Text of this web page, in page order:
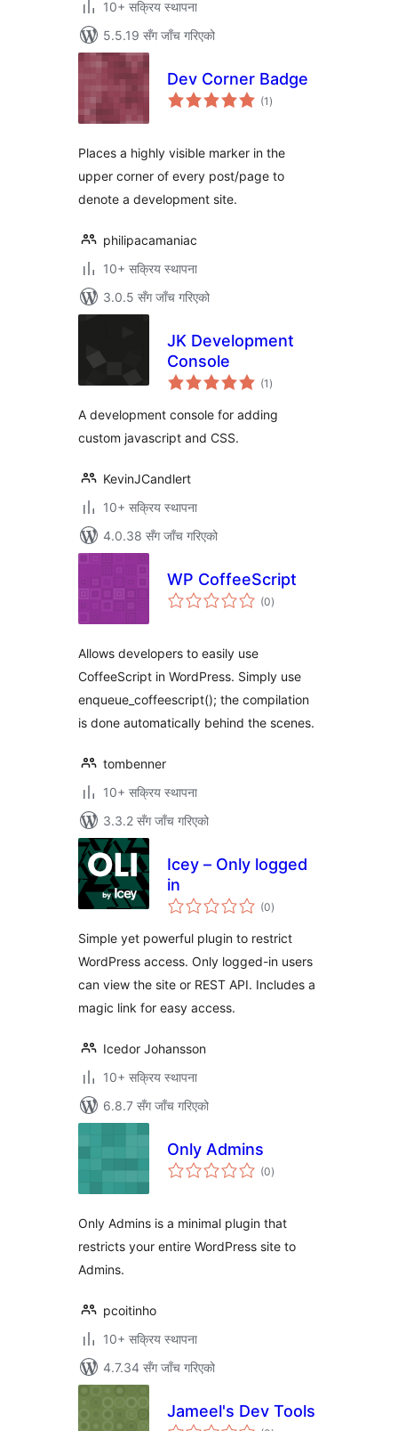
10+ सक्रिय स्थापना
5.5.19 सँग जाँच गरिएको
Dev Corner Badge
(1 कुल
रेटिङ्गहरू
)
Places a highly visible marker in the
upper corner of every post/page to
denote a development site.
philipacamaniac
10+ सक्रिय स्थापना
3.0.5 सँग जाँच गरिएको
JK Development
Console
(1 कुल
रेटिङ्गहरू
)
A development console for adding
custom javascript and CSS.
KevinJCandlert
10+ सक्रिय स्थापना
4.0.38 सँग जाँच गरिएको
WP CoffeeScript
(0कुल
रेटिङ्गहरू
)
Allows developers to easily use
CoffeeScript in WordPress. Simply use
enqueue_coffeescript(); the compilation
is done automatically behind the scenes.
tombenner
10+ सक्रिय स्थापना
3.3.2 सँग जाँच गरिएको
Icey – Only logged
in
(0कुल
रेटिङ्गहरू
)
Simple yet powerful plugin to restrict
WordPress access. Only logged-in users
can view the site or REST API. Includes a
magic link for easy access.
Icedor Johansson
10+ सक्रिय स्थापना
6.8.7 सँग जाँच गरिएको
Only Admins
(0कुल
रेटिङ्गहरू
)
Only Admins is a minimal plugin that
restricts your entire WordPress site to
Admins.
pcoitinho
10+ सक्रिय स्थापना
4.7.34 सँग जाँच गरिएको
Jameel's Dev Tools
कुल